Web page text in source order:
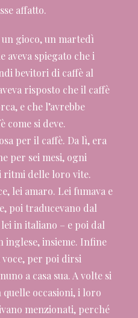
affatto.
gioco, un martedì
aveva spiegato che i
bevitori di caffè al
risposto che il caffè
e che l’avrebbe
come si deve.
per il caffè. Da lì, era
per sei mesi, ogni
ritmi delle loro vite.
lei amaro. Lei fumava e
poi traducevano dal
in italiano – e poi dal
inglese, insieme. Infine
voce, per poi dirsi
a casa sua. A volte si
occasioni, i loro
menzionati, perché